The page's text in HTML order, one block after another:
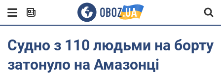
Судно з 110 людьми на борту
затонуло на Амазонці